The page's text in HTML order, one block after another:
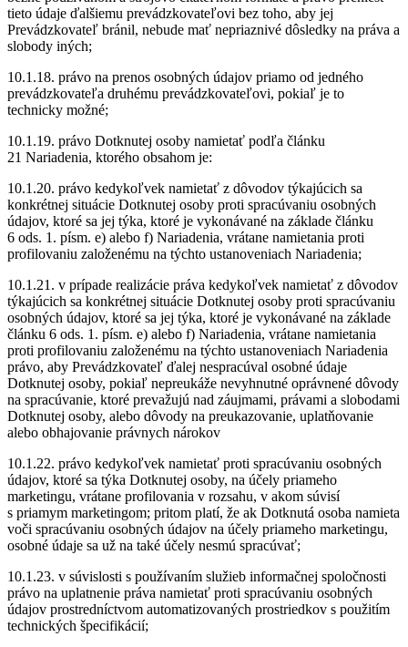
tieto údaje ďalšiemu prevádzkovateľovi bez toho, aby jej
Prevádzkovateľ bránil, nebude mať nepriaznivé dôsledky na práva a
slobody iných;
10.1.18. právo na prenos osobných údajov priamo od jedného
prevádzkovateľa druhému prevádzkovateľovi, pokiaľ je to
technicky možné;
10.1.19. právo Dotknutej osoby namietať podľa článku
21 Nariadenia, ktorého obsahom je:
10.1.20. právo kedykoľvek namietať z dôvodov týkajúcich sa
konkrétnej situácie Dotknutej osoby proti spracúvaniu osobných
údajov, ktoré sa jej týka, ktoré je vykonávané na základe článku
6 ods. 1. písm. e) alebo f) Nariadenia, vrátane namietania proti
profilovaniu založenému na týchto ustanoveniach Nariadenia;
10.1.21. v prípade realizácie práva kedykoľvek namietať z dôvodov
týkajúcich sa konkrétnej situácie Dotknutej osoby proti spracúvaniu
osobných údajov, ktoré sa jej týka, ktoré je vykonávané na základe
článku 6 ods. 1. písm. e) alebo f) Nariadenia, vrátane namietania
proti profilovaniu založenému na týchto ustanoveniach Nariadenia
právo, aby Prevádzkovateľ ďalej nespracúval osobné údaje
Dotknutej osoby, pokiaľ nepreukáže nevyhnutné oprávnené dôvody
na spracúvanie, ktoré prevažujú nad záujmami, právami a slobodami
Dotknutej osoby, alebo dôvody na preukazovanie, uplatňovanie
alebo obhajovanie právnych nárokov
10.1.22. právo kedykoľvek namietať proti spracúvaniu osobných
údajov, ktoré sa týka Dotknutej osoby, na účely priameho
marketingu, vrátane profilovania v rozsahu, v akom súvisí
s priamym marketingom; pritom platí, že ak Dotknutá osoba namieta
voči spracúvaniu osobných údajov na účely priameho marketingu,
osobné údaje sa už na také účely nesmú spracúvať;
10.1.23. v sú­vislosti s používaním služieb informačnej spoločnosti
právo na uplatnenie práva namietať proti spracúvaniu osobných
údajov prostredníctvom automatizovaných prostriedkov s použitím
technických špecifikácií;